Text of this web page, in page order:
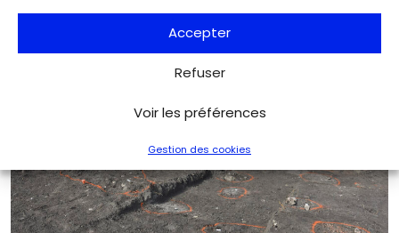
Accepter
Refuser
Voir les préférences
Gestion des cookies